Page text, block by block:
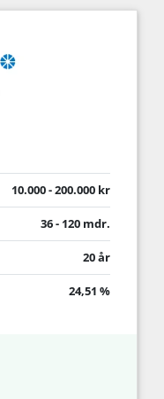
10.000 - 200.000 kr
36 - 120 mdr.
20 år
24,51 %